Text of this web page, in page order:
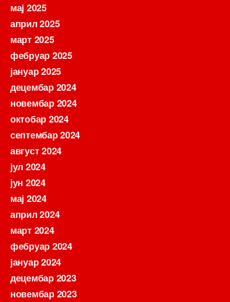
мај 2025
април 2025
март 2025
фебруар 2025
јануар 2025
децембар 2024
новембар 2024
октобар 2024
септембар 2024
август 2024
јул 2024
јун 2024
мај 2024
април 2024
март 2024
фебруар 2024
јануар 2024
децембар 2023
новембар 2023